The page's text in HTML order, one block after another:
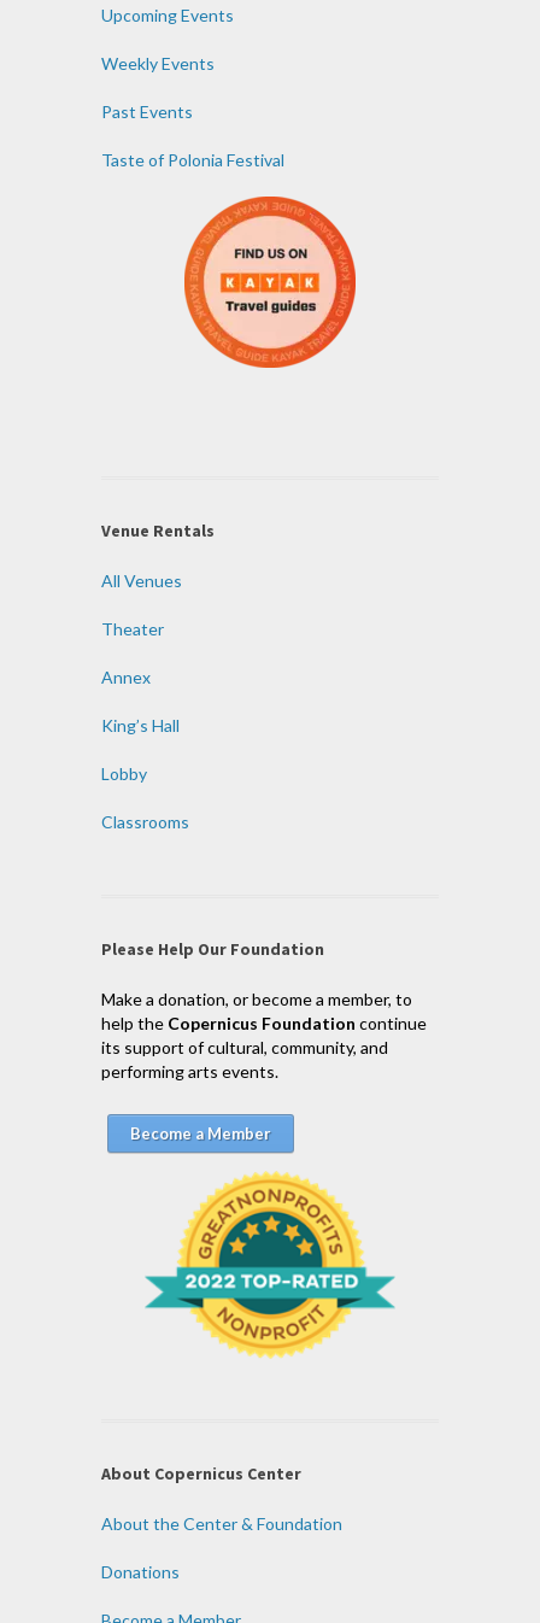
Upcoming Events
Weekly Events
Past Events
Taste of Polonia Festival
Venue Rentals
All Venues
Theater
Annex
King’s Hall
Lobby
Classrooms
Please Help Our Foundation
Make a donation, or become a member, to
help the Copernicus Foundation continue
its support of cultural, community, and
performing arts events.
Become a Member
About Copernicus Center
About the Center & Foundation
Donations